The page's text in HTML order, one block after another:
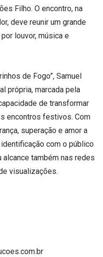
Filho. O encontro, na
deve reunir um grande
louvor, música e
de Fogo”, Samuel
própria, marcada pela
de transformar
encontros festivos. Com
superação e amor a
com o público
também nas redes
visualizações.